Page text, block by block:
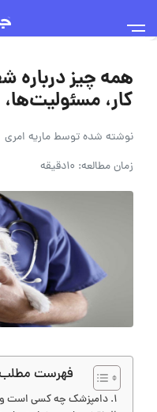
همه چیز درباره
کار،
نوشته شده توسطماریه امری
زمان مطالعه: 10دقیقه
فهرست مطلب
دامپزشک چه کسی است و